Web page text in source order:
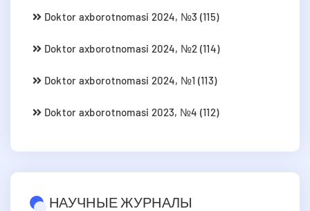
Doktor axborotnomasi 2024, №3 (115)
Doktor axborotnomasi 2024, №2 (114)
Doktor axborotnomasi 2024, №1 (113)
Doktor axborotnomasi 2023, №4 (112)
НАУЧНЫЕ ЖУРНАЛЫ